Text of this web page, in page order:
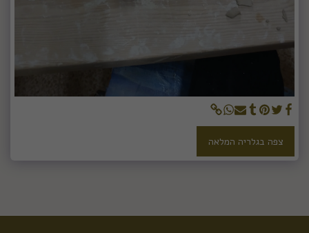
צפה בגלריה המלאה